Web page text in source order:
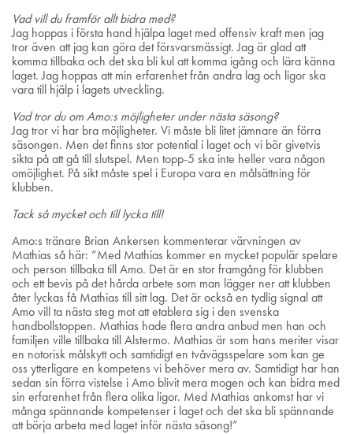
Vad vill du framför allt bidra med?
Jag hoppas i första hand hjälpa laget med offensiv kraft men jag
tror även att jag kan göra det försvarsmässigt. Jag är glad att
komma tillbaka och det ska bli kul att komma igång och lära känna
laget. Jag hoppas att min erfarenhet från andra lag och ligor ska
vara till hjälp i lagets utveckling.
Vad tror du om Amo:s möjligheter under nästa säsong?
Jag tror vi har bra möjligheter. Vi måste bli litet jämnare än förra
säsongen. Men det finns stor potential i laget och vi bör givetvis
sikta på att gå till slutspel. Men topp-5 ska inte heller vara någon
omöjlighet. På sikt måste spel i Europa vara en målsättning för
klubben.
Tack så mycket och till lycka till!
Amo:s tränare Brian Ankersen kommenterar värvningen av
Mathias så här: ”Med Mathias kommer en mycket populär spelare
och person tillbaka till Amo. Det är en stor framgång för klubben
och ett bevis på det hårda arbete som man lägger ner att klubben
åter lyckas få Mathias till sitt lag. Det är också en tydlig signal att
Amo vill ta nästa steg mot att etablera sig i den svenska
handbollstoppen. Mathias hade flera andra anbud men han och
familjen ville tillbaka till Alstermo. Mathias är som hans meriter visar
en notorisk målskytt och samtidigt en tvåvägsspelare som kan ge
oss ytterligare en kompetens vi behöver mera av. Samtidigt har han
sedan sin förra vistelse i Amo blivit mera mogen och kan bidra med
sin erfarenhet från flera olika ligor. Med Mathias ankomst har vi
många spännande kompetenser i laget och det ska bli spännande
att börja arbeta med laget inför nästa säsong!”